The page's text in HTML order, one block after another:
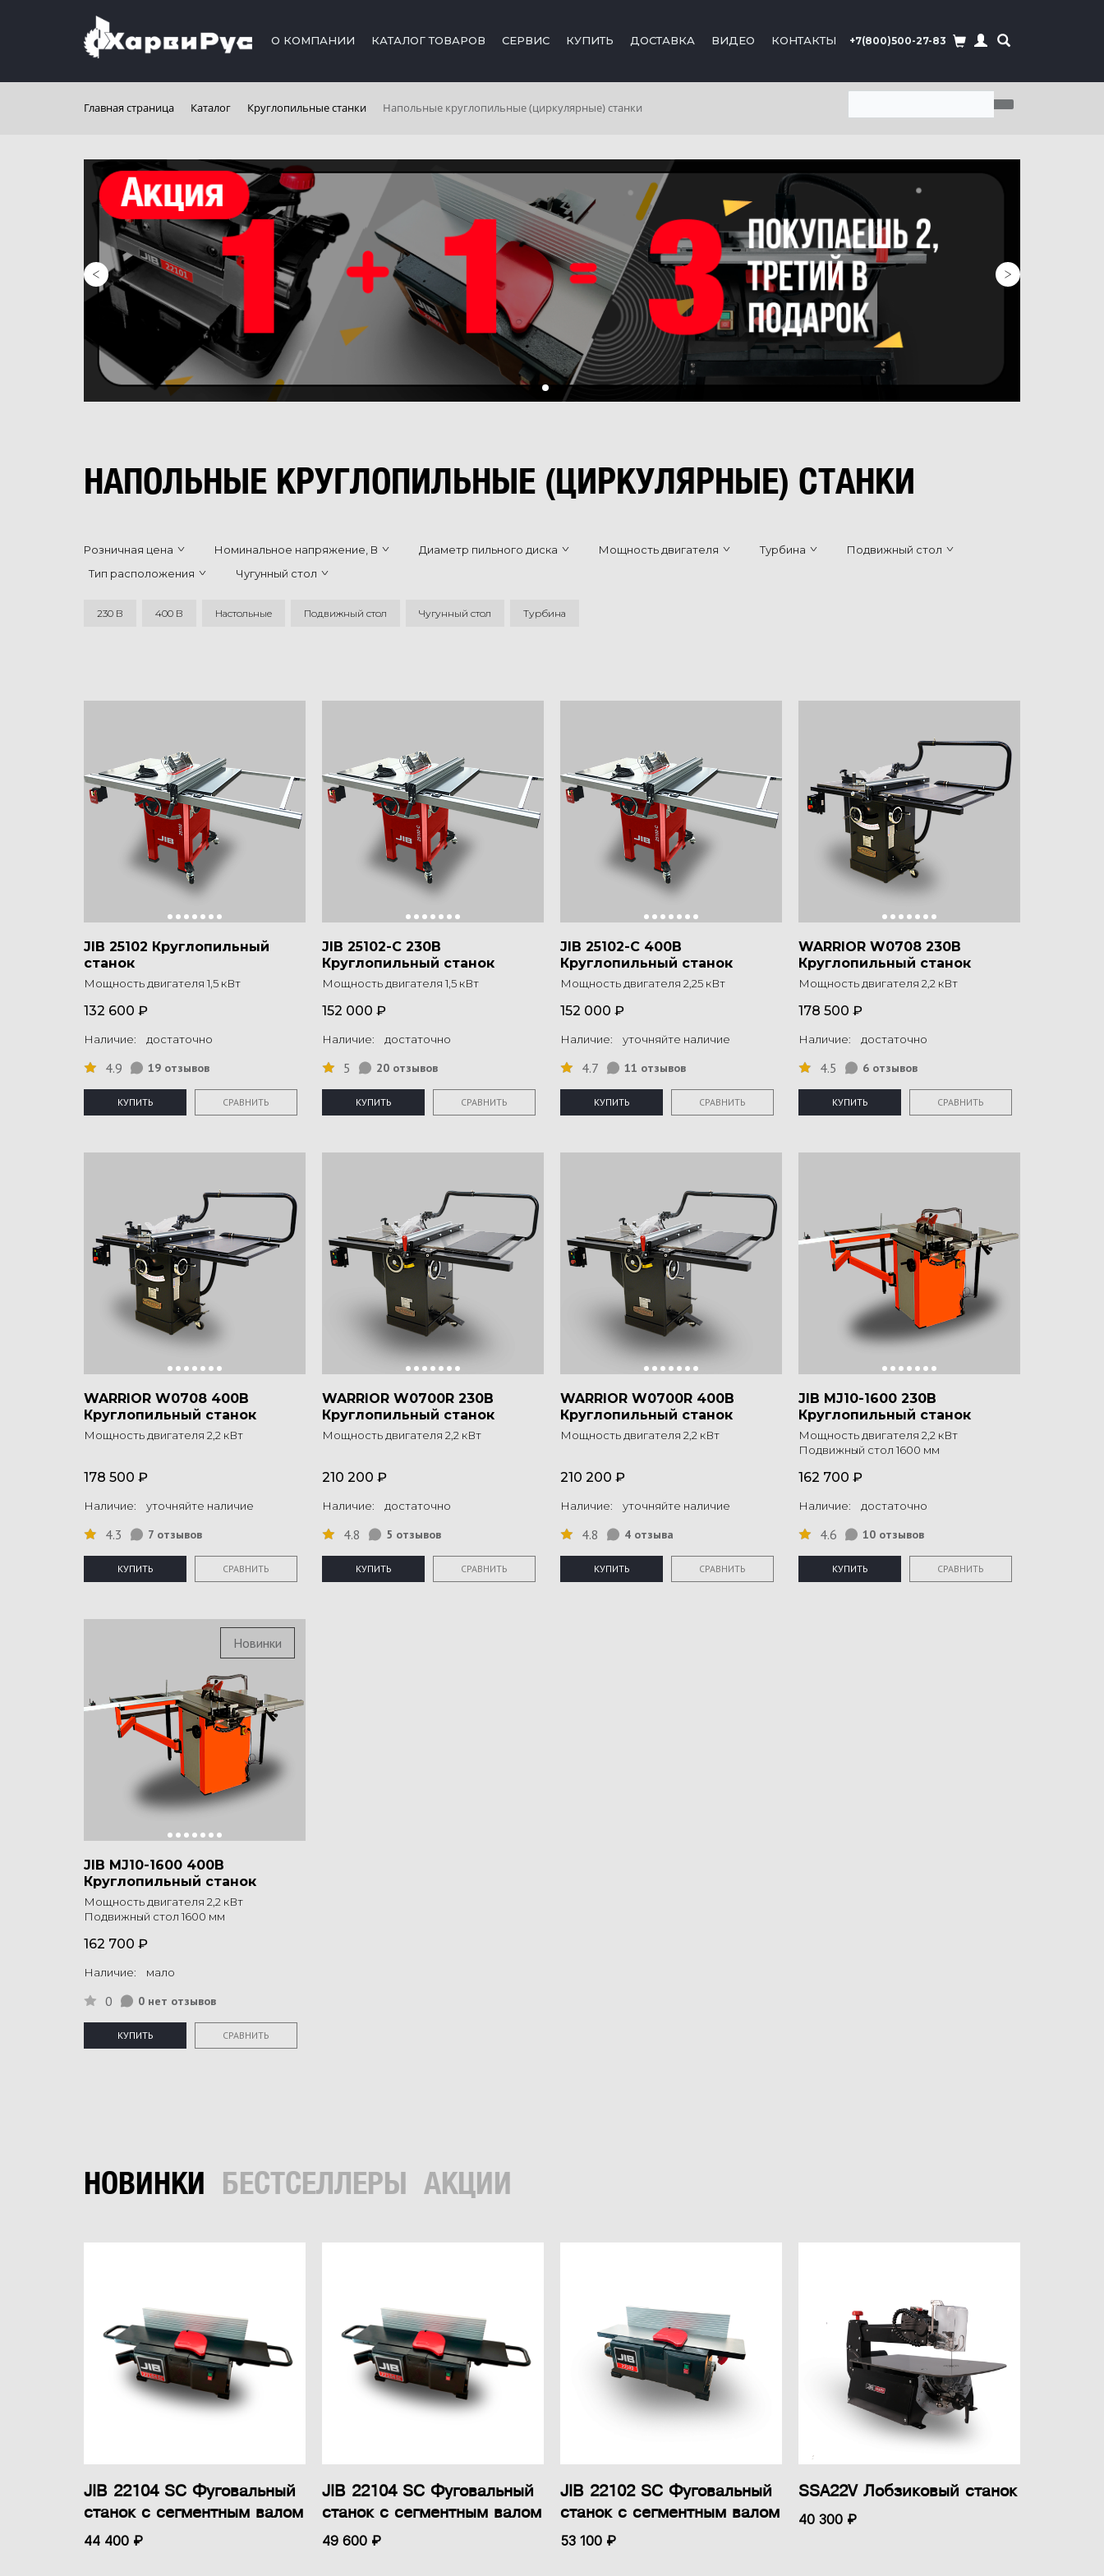
О КОМПАНИИ КАТАЛОГ ТОВАРОВ СЕРВИС КУПИТЬ ДОСТАВКА ВИДЕО КОНТАКТЫ +7(800)500-27-83
Главная страница Каталог Круглопильные станки Напольные круглопильные (циркулярные) станки
НАПОЛЬНЫЕ КРУГЛОПИЛЬНЫЕ (ЦИРКУЛЯРНЫЕ) СТАНКИ
Розничная цена Номинальное напряжение, В Диаметр пильного диска Мощность двигателя Турбина
Подвижный стол
Тип расположения
Чугунный стол
230 В 400 В Настольные Подвижный стол Чугунный стол Турбина
JIB 25102 Круглопильный
станок
Мощность двигателя 1,5 кВт
132 600 ₽
Наличие: достаточно
4.9 19 отзывов
КУПИТЬ СРАВНИТЬ
JIB 25102-C 230B
Круглопильный станок
Мощность двигателя 1,5 кВт
152 000 ₽
Наличие: достаточно
5 20 отзывов
КУПИТЬ СРАВНИТЬ
JIB 25102-C 400B
Круглопильный станок
Мощность двигателя 2,25 кВт
152 000 ₽
Наличие: уточняйте наличие
4.7 11 отзывов
КУПИТЬ СРАВНИТЬ
WARRIOR W0708 230В
Круглопильный станок
Мощность двигателя 2,2 кВт
178 500 ₽
Наличие: достаточно
4.5 6 отзывов
КУПИТЬ СРАВНИТЬ
WARRIOR W0708 400В
Круглопильный станок
Мощность двигателя 2,2 кВт
178 500 ₽
Наличие: уточняйте наличие
4.3 7 отзывов
КУПИТЬ СРАВНИТЬ
WARRIOR W0700R 230B
Круглопильный станок
Мощность двигателя 2,2 кВт
210 200 ₽
Наличие: достаточно
4.8 5 отзывов
КУПИТЬ СРАВНИТЬ
WARRIOR W0700R 400B
Круглопильный станок
Мощность двигателя 2,2 кВт
210 200 ₽
Наличие: уточняйте наличие
4.8 4 отзыва
КУПИТЬ СРАВНИТЬ
JIB MJ10-1600 230B
Круглопильный станок
Мощность двигателя 2,2 кВт
Подвижный стол 1600 мм
162 700 ₽
Наличие: достаточно
4.6 10 отзывов
КУПИТЬ СРАВНИТЬ
Новинки
JIB MJ10-1600 400B
Круглопильный станок
Мощность двигателя 2,2 кВт
Подвижный стол 1600 мм
162 700 ₽
Наличие: мало
0 0 нет отзывов
КУПИТЬ СРАВНИТЬ
НОВИНКИ БЕСТСЕЛЛЕРЫ АКЦИИ
JIB 22104 SC Фуговальный
станок с сегментным валом
44 400 ₽
JIB 22104 SC Фуговальный
станок с сегментным валом
49 600 ₽
JIB 22102 SC Фуговальный
станок с сегментным валом
53 100 ₽
SSA22V Лобзиковый станок
40 300 ₽